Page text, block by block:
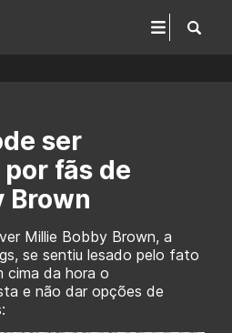
ser
fãs de
Brown
Millie Bobby Brown, a
se sentiu lesado pelo fato
cima da hora o
e não dar opções de